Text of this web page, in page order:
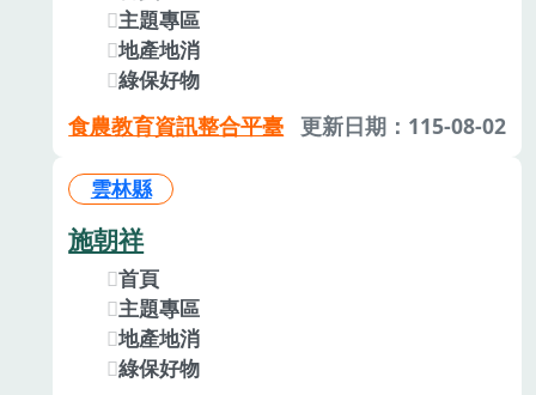
主題專區
地產地消
綠保好物
食農教育資訊整合平臺 更新日期：115-08-02
雲林縣
施朝祥
首頁
主題專區
地產地消
綠保好物